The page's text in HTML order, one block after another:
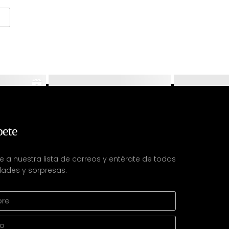
a nuestra lista de correos y entérate de todas
y sorpresas.